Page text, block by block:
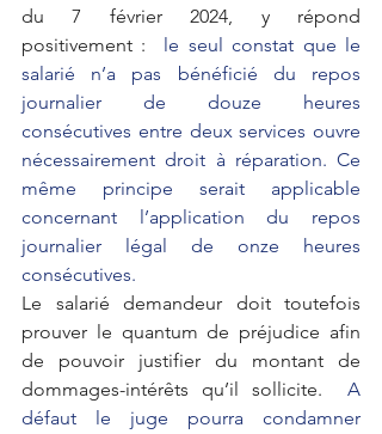
du 7 février 2024, y répond
positivement : le seul constat que le
salarié n’a pas bénéficié du repos
journalier de douze heures
consécutives entre deux services ouvre
nécessairement droit à réparation. Ce
même principe serait applicable
concernant l’application du repos
journalier légal de onze heures
consécutives.
Le salarié demandeur doit toutefois
prouver le quantum de préjudice afin
de pouvoir justifier du montant de
dommages-intérêts qu’il sollicite. A
défaut le juge pourra condamner